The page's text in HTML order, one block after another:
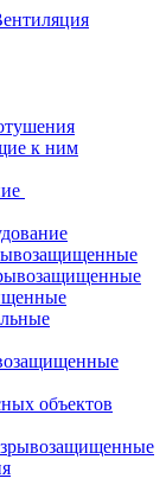
к ним
объектов